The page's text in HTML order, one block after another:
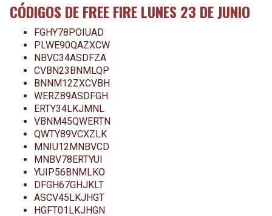
CÓDIGOS DE FREE FIRE LUNES 23 DE JUNIO
FGHY78POIUAD
PLWE90QAZXCW
NBVC34ASDFZA
CVBN23BNMLQP
BNNM12ZXCVBH
WERZ89ASDFGH
ERTY34LKJMNL
VBNM45QWERTN
QWTY89VCXZLK
MNIU12MNBVCD
MNBV78ERTYUI
YUIP56BNMLKO
DFGH67GHJKLT
ASCV45LKJHGT
HGFT01LKJHGN